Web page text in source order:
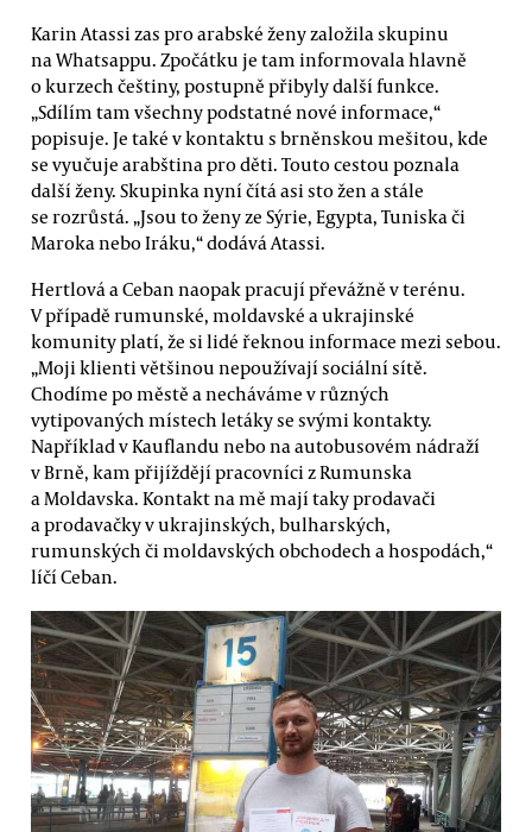
Karin Atassi zas pro arabské ženy založila skupinu
na Whatsappu. Zpočátku je tam informovala hlavně
o kurzech češtiny, postupně přibyly další funkce.
„Sdílím tam všechny podstatné nové informace,“
popisuje. Je také v kontaktu s brněnskou mešitou, kde
se vyučuje arabština pro děti. Touto cestou poznala
další ženy. Skupinka nyní čítá asi sto žen a stále
se rozrůstá. „Jsou to ženy ze Sýrie, Egypta, Tuniska či
Maroka nebo Iráku,“ dodává Atassi.
Hertlová a Ceban naopak pracují převážně v terénu.
V případě rumunské, moldavské a ukrajinské
komunity platí, že si lidé řeknou informace mezi sebou.
„Moji klienti většinou nepoužívají sociální sítě.
Chodíme po městě a necháváme v různých
vytipovaných místech letáky se svými kontakty.
Například v Kauflandu nebo na autobusovém nádraží
v Brně, kam přijíždějí pracovníci z Rumunska
a Moldavska. Kontakt na mě mají taky prodavači
a prodavačky v ukrajinských, bulharských,
rumunských či moldavských obchodech a hospodách,“
líčí Ceban.